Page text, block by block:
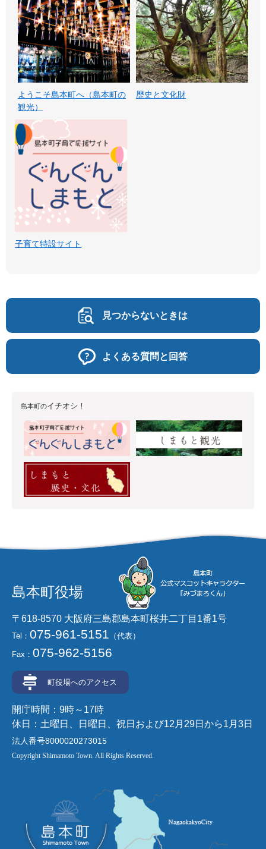
ようこそ島本町へ（島本町の
観光）
歴史と文化財
子育て特設サイト
見つからないときは
よくある質問と回答
島本町のイチオシ！
島本町役場
〒618-8570 大阪府三島郡島本町桜井二丁目1番1号
Tel： 075-961-5151 （代表）
Fax： 075-962-5156
町役場へのアクセス
開庁時間：9時～17時
休日：土曜日、日曜日、祝日および12月29日から1月3日
法人番号8000020273015
Copyright Shimamoto Town. All Rights Reserved.